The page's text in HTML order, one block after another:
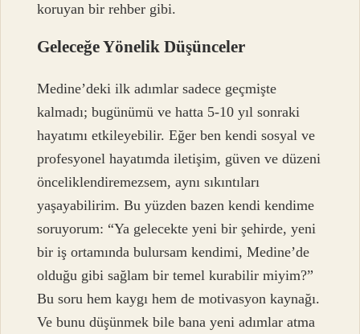
koruyan bir rehber gibi.
Geleceğe Yönelik Düşünceler
Medine’deki ilk adımlar sadece geçmişte
kalmadı; bugünümü ve hatta 5-10 yıl sonraki
hayatımı etkileyebilir. Eğer ben kendi sosyal ve
profesyonel hayatımda iletişim, güven ve düzeni
önceliklendiremezsem, aynı sıkıntıları
yaşayabilirim. Bu yüzden bazen kendi kendime
soruyorum: “Ya gelecekte yeni bir şehirde, yeni
bir iş ortamında bulursam kendimi, Medine’de
olduğu gibi sağlam bir temel kurabilir miyim?”
Bu soru hem kaygı hem de motivasyon kaynağı.
Ve bunu düşünmek bile bana yeni adımlar atma